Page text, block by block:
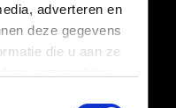
adverteren en
deze gegevens
die u aan ze